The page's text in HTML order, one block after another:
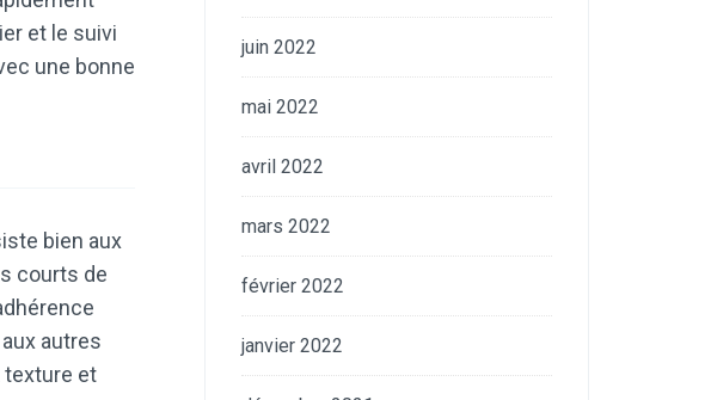
et le suivi
une bonne
bien aux
courts de
autres
texture et
juin 2022
mai 2022
avril 2022
mars 2022
février 2022
janvier 2022